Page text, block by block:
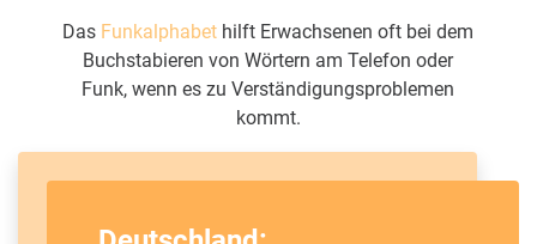
Das Funkalphabet hilft Erwachsenen oft bei dem
Buchstabieren von Wörtern am Telefon oder
Funk, wenn es zu Verständigungsproblemen
kommt.